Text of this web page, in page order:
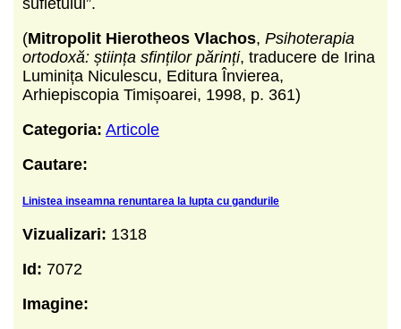
(Mitropolit Hierotheos Vlachos, Psihoterapia
ortodoxă: știința sfinților părinți, traducere de Irina
Luminița Niculescu, Editura Învierea,
Arhiepiscopia Timișoarei, 1998, p. 361)
Categoria: Articole
Cautare:
Linistea inseamna renuntarea la lupta cu gandurile
Vizualizari: 1318
Id: 7072
Imagine: